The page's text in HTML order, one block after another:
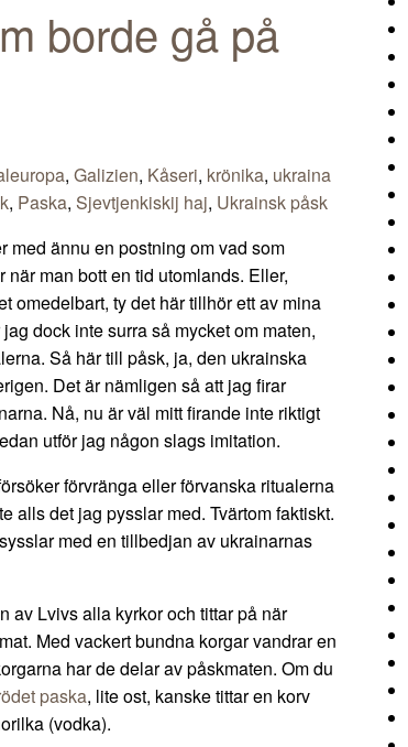
borde gå på
, Galizien, Kåseri, krönika, ukraina
, Paska, Sjevtjenkiskij haj, Ukrainsk påsk
med ännu en postning om vad som
man bott en tid utomlands. Eller,
omedelbart, ty det här tillhör ett av mina
dock inte surra så mycket om maten,
Så här till påsk, ja, den ukrainska
Det är nämligen så att jag firar
Nå, nu är väl mitt firande inte riktigt
utför jag någon slags imitation.
förvränga eller förvanska ritualerna
alls det jag pysslar med. Tvärtom faktiskt.
med en tillbedjan av ukrainarnas
av Lvivs alla kyrkor och tittar på när
Med vackert bundna korgar vandrar en
har de delar av påskmaten. Om du
paska, lite ost, kanske tittar en korv
(vodka).